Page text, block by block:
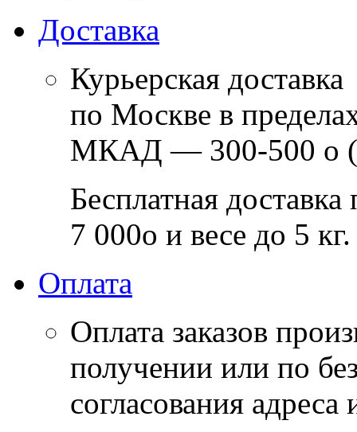
Доставка
Курьерская доставка
по Москве в
МКАД — 300-500 o
Бесплатная
7 000o и весе до 5 кг.
Оплата
Оплата заказов
получении или по
согласования